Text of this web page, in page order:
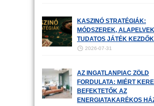
KASZINÓ STRATÉGIÁK:
MÓDSZEREK,
TUDATOS JÁTÉK
2026-07-31
AZ INGATLANPIAC ZÖLD
FORDULATA: MIÉRT
BEFEKTETŐK AZ
ENERGIATAKARÉKOS